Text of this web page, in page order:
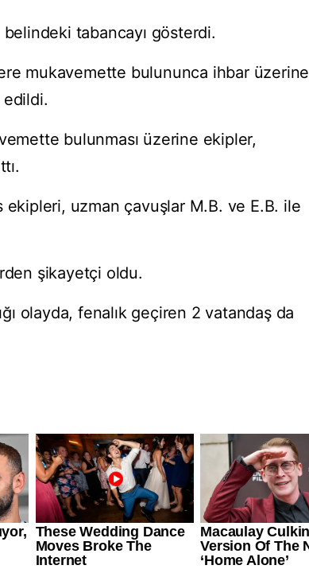
tabancayı gösterdi.
mukavemette bulununca ihbar üzerine
edildi.
bulunması üzerine ekipler,
uzman çavuşlar M.B. ve E.B. ile
şikayetçi oldu.
olayda, fenalık geçiren 2 vatandaş da